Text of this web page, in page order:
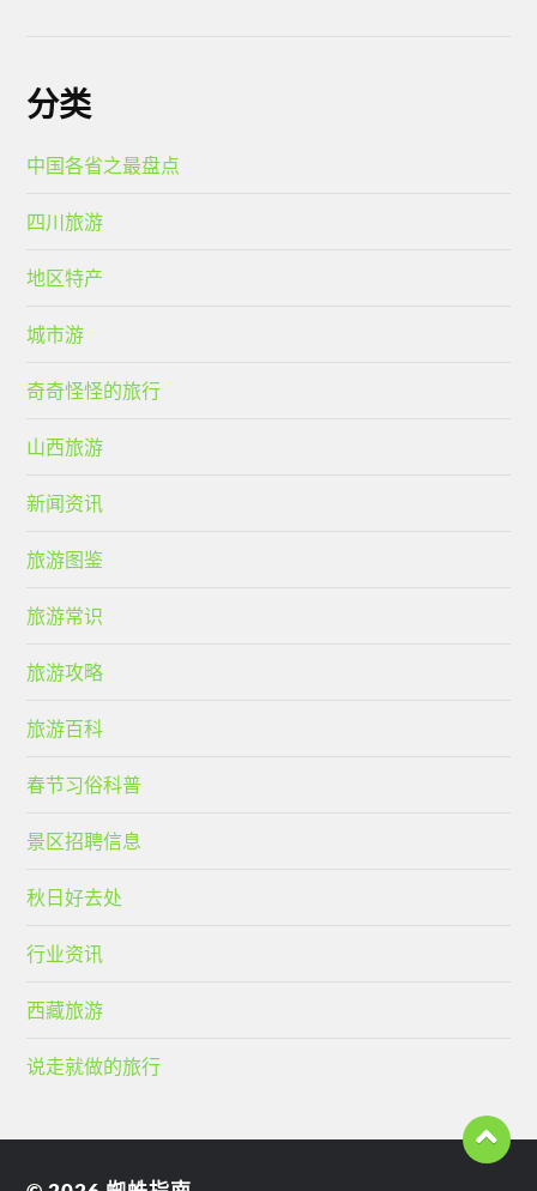
分类
中国各省之最盘点
四川旅游
地区特产
城市游
奇奇怪怪的旅行
山西旅游
新闻资讯
旅游图鉴
旅游常识
旅游攻略
旅游百科
春节习俗科普
景区招聘信息
秋日好去处
行业资讯
西藏旅游
说走就做的旅行